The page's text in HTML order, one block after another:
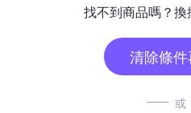
找不到商品嗎？換
清除條
或